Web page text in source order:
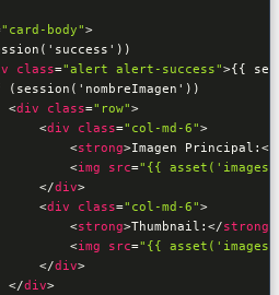
"card-body">
class="alert alert-success">{{
(session('nombreImagen'))
<div class="row">
<div class="col-md-6">
<strong>Imagen Principal: </
<img src="{{
</div>
<div class="col-md-6">
<strong>Thumbnail: </strong
<img src="{{
</div>
</div>